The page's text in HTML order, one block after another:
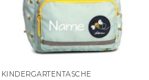
KINDERGARTENTASCHE